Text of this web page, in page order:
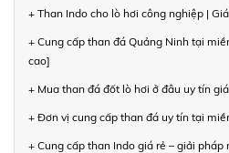
+ Than Indo cho lò hơi công nghiệp |
+ Cung cấp than đá Quảng Ninh tại
cao]
+ Mua than đá đốt lò hơi ở đâu uy tín
+ Đơn vị cung cấp than đá uy tín tại
+ Cung cấp than Indo giá rẻ – giải pháp